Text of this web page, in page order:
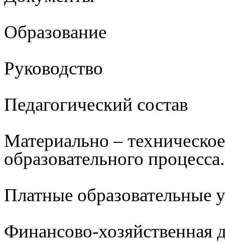
Образование
Руководство
Педагогический состав
Материально –
образовательного
Платные образовательные
Финансово-хозяйственная